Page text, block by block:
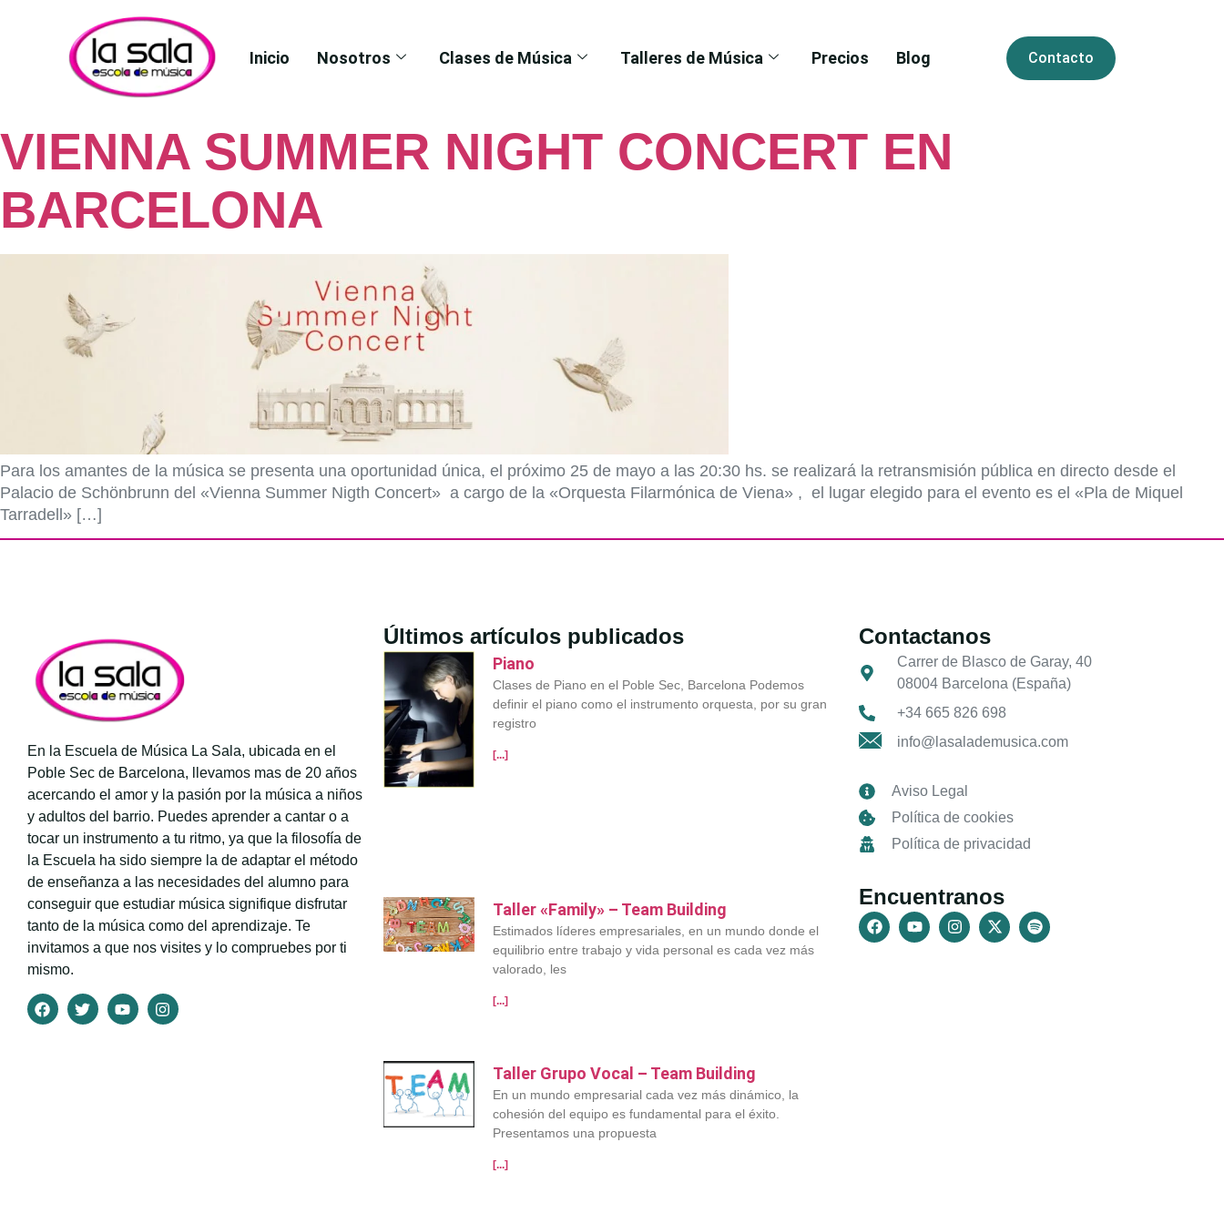
Inicio Nosotros Clases de Música Talleres de Música Precios Blog Contacto
VIENNA SUMMER NIGHT CONCERT EN
BARCELONA
Para los amantes de la música se presenta una oportunidad única, el próximo 25 de mayo a las 20:30 hs. se realizará la retransmisión pública en directo desde el
Palacio de Schönbrunn del «Vienna Summer Nigth Concert» a cargo de la «Orquesta Filarmónica de Viena» , el lugar elegido para el evento es el «Pla de Miquel
Tarradell» […]
En la Escuela de Música La Sala, ubicada en el
Poble Sec de Barcelona, llevamos mas de 20 años
acercando el amor y la pasión por la música a niños
y adultos del barrio. Puedes aprender a cantar o a
tocar un instrumento a tu ritmo, ya que la filosofía de
la Escuela ha sido siempre la de adaptar el método
de enseñanza a las necesidades del alumno para
conseguir que estudiar música signifique disfrutar
tanto de la música como del aprendizaje. Te
invitamos a que nos visites y lo compruebes por ti
mismo.
Últimos artículos publicados
Piano
Clases de Piano en el Poble Sec, Barcelona Podemos
definir el piano como el instrumento orquesta, por su gran
registro
[...]
Taller «Family» – Team Building
Estimados líderes empresariales, en un mundo donde el
equilibrio entre trabajo y vida personal es cada vez más
valorado, les
[...]
Taller Grupo Vocal – Team Building
En un mundo empresarial cada vez más dinámico, la
cohesión del equipo es fundamental para el éxito.
Presentamos una propuesta
[...]
Contactanos
Carrer de Blasco de Garay, 40
08004 Barcelona (España)
+34 665 826 698
info@lasalademusica.com
Aviso Legal
Política de cookies
Política de privacidad
Encuentranos